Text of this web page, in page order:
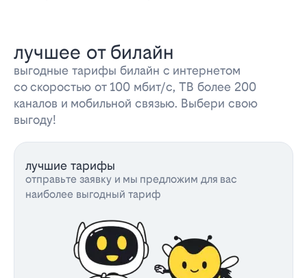
лучшее от билайн
выгодные тарифы билайн с интернетом
со скоростью от 100 мбит/с, ТВ более 200
каналов и мобильной связью. Выбери свою
выгоду!
лучшие тарифы
отправьте заявку и мы предложим для вас
наиболее выгодный тариф